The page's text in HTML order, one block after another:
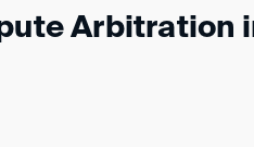
Arbitration